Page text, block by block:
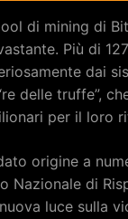
di mining di
Più di
dai
delle truffe”,
per il loro
origine a
Nazionale di
luce sulla